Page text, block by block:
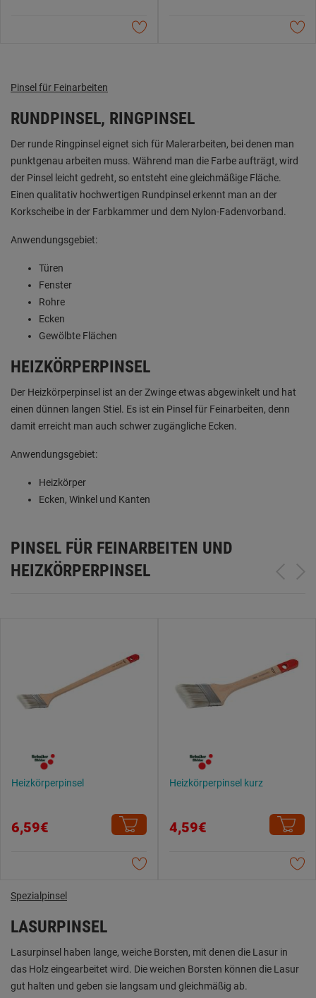
Pinsel für Feinarbeiten
RUNDPINSEL, RINGPINSEL
Der runde Ringpinsel eignet sich für Malerarbeiten, bei denen man
punktgenau arbeiten muss. Während man die Farbe aufträgt, wird
der Pinsel leicht gedreht, so entsteht eine gleichmäßige Fläche.
Einen qualitativ hochwertigen Rundpinsel erkennt man an der
Korkscheibe in der Farbkammer und dem Nylon-Fadenvorband.
Anwendungsgebiet:
Türen
Fenster
Rohre
Ecken
Gewölbte Flächen
HEIZKÖRPERPINSEL
Der Heizkörperpinsel ist an der Zwinge etwas abgewinkelt und hat
einen dünnen langen Stiel. Es ist ein Pinsel für Feinarbeiten, denn
damit erreicht man auch schwer zugängliche Ecken.
Anwendungsgebiet:
Heizkörper
Ecken, Winkel und Kanten
PINSEL FÜR FEINARBEITEN UND
HEIZKÖRPERPINSEL
Heizkörperpinsel
6,59€
Heizkörperpinsel kurz
4,59€
Spezialpinsel
LASURPINSEL
Lasurpinsel haben lange, weiche Borsten, mit denen die Lasur in
das Holz eingearbeitet wird. Die weichen Borsten können die Lasur
gut halten und geben sie langsam und gleichmäßig ab.